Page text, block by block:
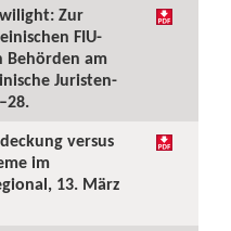
Zur
FIU-
Behörden am
Juristen-
versus
im
13. März